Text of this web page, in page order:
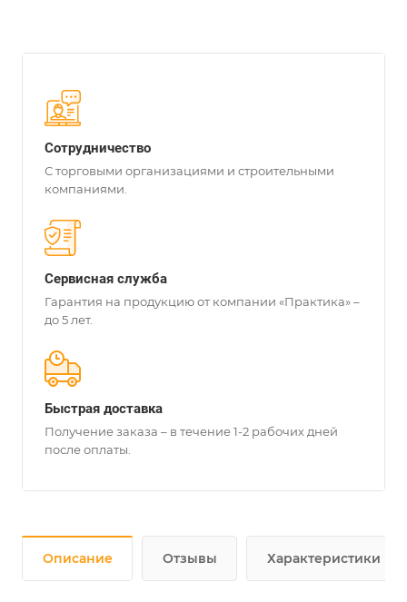
Сотрудничество
С торговыми организациями и строительными
компаниями.
Сервисная служба
Гарантия на продукцию от компании «Практика» –
до 5 лет.
Быстрая доставка
Получение заказа – в течение 1-2 рабочих дней
после оплаты.
Описание Отзывы Характеристики